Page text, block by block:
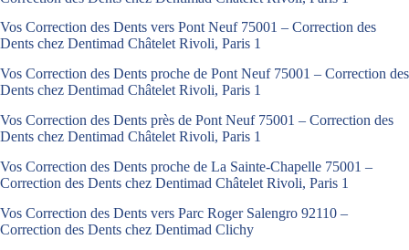
Vos Correction des Dents vers Pont Neuf 75001 – Correction des
Dents chez Dentimad Châtelet Rivoli, Paris 1
Vos Correction des Dents proche de Pont Neuf 75001 – Correction des
Dents chez Dentimad Châtelet Rivoli, Paris 1
Vos Correction des Dents près de Pont Neuf 75001 – Correction des
Dents chez Dentimad Châtelet Rivoli, Paris 1
Vos Correction des Dents proche de La Sainte-Chapelle 75001 –
Correction des Dents chez Dentimad Châtelet Rivoli, Paris 1
Vos Correction des Dents vers Parc Roger Salengro 92110 –
Correction des Dents chez Dentimad Clichy